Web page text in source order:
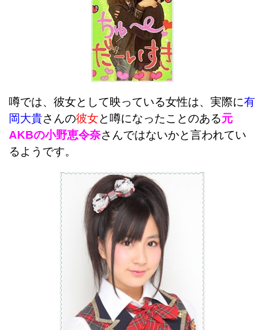
噂では、彼女として映っている女性は、実際に有
岡大貴さんの彼女と噂になったことのある元
AKBの小野恵令奈さんではないかと言われてい
るようです。